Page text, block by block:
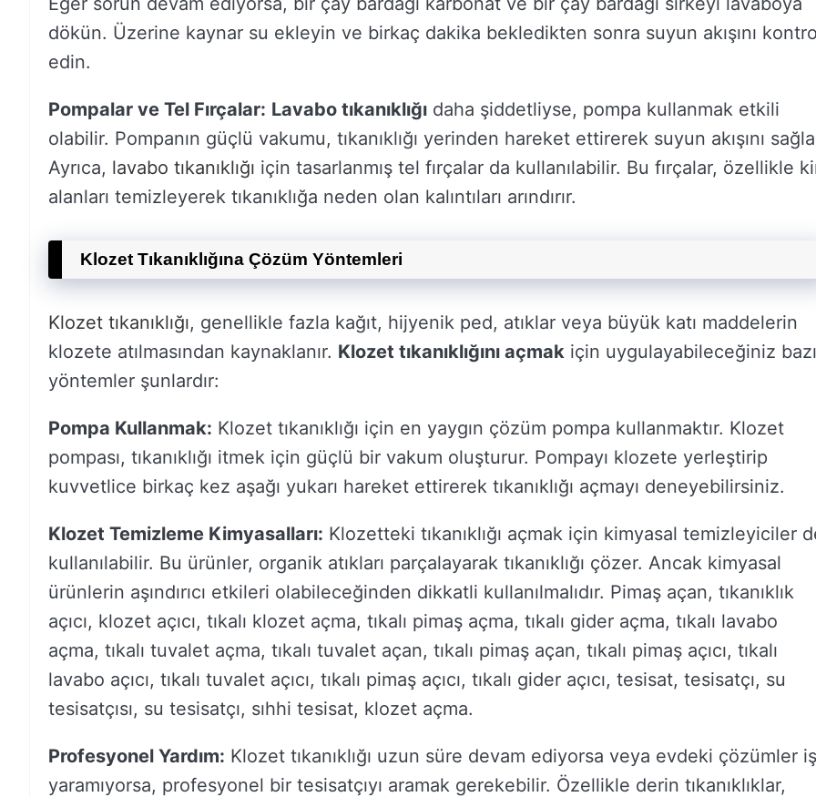
dökün. Üzerine kaynar su ekleyin ve birkaç dakika bekledikten sonra suyun akışını
edin.
Pompalar ve Tel Fırçalar: Lavabo tıkanıklığı daha şiddetliyse, pompa kullanmak etkili
olabilir. Pompanın güçlü vakumu, tıkanıklığı yerinden hareket ettirerek suyun akışını
Ayrıca, lavabo tıkanıklığı için tasarlanmış tel fırçalar da kullanılabilir. Bu fırçalar, özellikle
alanları temizleyerek tıkanıklığa neden olan kalıntıları arındırır.
Klozet Tıkanıklığına Çözüm Yöntemleri
Klozet tıkanıklığı, genellikle fazla kağıt, hijyenik ped, atıklar veya büyük katı maddelerin
klozete atılmasından kaynaklanır. Klozet tıkanıklığını açmak için uygulayabileceğiniz bazı
yöntemler şunlardır:
Pompa Kullanmak: Klozet tıkanıklığı için en yaygın çözüm pompa kullanmaktır. Klozet
pompası, tıkanıklığı itmek için güçlü bir vakum oluşturur. Pompayı klozete yerleştirip
kuvvetlice birkaç kez aşağı yukarı hareket ettirerek tıkanıklığı açmayı deneyebilirsiniz.
Klozet Temizleme Kimyasalları: Klozetteki tıkanıklığı açmak için kimyasal temizleyiciler
kullanılabilir. Bu ürünler, organik atıkları parçalayarak tıkanıklığı çözer. Ancak kimyasal
ürünlerin aşındırıcı etkileri olabileceğinden dikkatli kullanılmalıdır. Pimaş açan, tıkanıklık
açıcı, klozet açıcı, tıkalı klozet açma, tıkalı pimaş açma, tıkalı gider açma, tıkalı lavabo
açma, tıkalı tuvalet açma, tıkalı tuvalet açan, tıkalı pimaş açan, tıkalı pimaş açıcı, tıkalı
lavabo açıcı, tıkalı tuvalet açıcı, tıkalı pimaş açıcı, tıkalı gider açıcı, tesisat, tesisatçı, su
tesisatçısı, su tesisatçı, sıhhi tesisat, klozet açma.
Profesyonel Yardım: Klozet tıkanıklığı uzun süre devam ediyorsa veya evdeki çözümler
yaramıyorsa, profesyonel bir tesisatçıyı aramak gerekebilir. Özellikle derin tıkanıklıklar,